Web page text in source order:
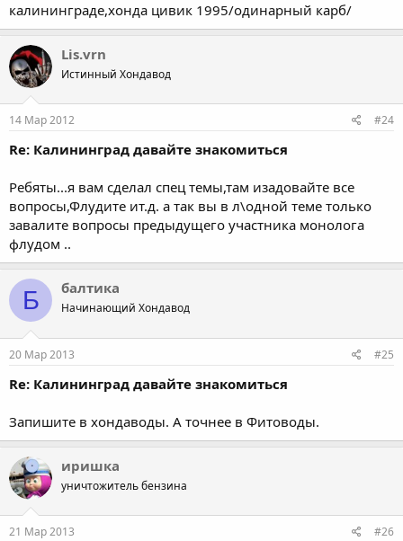
калининграде,хонда цивик 1995/одинарный карб/
Lis.vrn
Истинный Хондавод
14 Мар 2012 #24
Re: Калининград давайте знакомиться
Ребяты...я вам сделал спец темы,там изадовайте все
вопросы,Флудите ит.д. а так вы в л\одной теме только
завалите вопросы предыдущего участника монолога
флудом ..
Б балтика
Начинающий Хондавод
20 Мар 2013 #25
Re: Калининград давайте знакомиться
Запишите в хондаводы. А точнее в Фитоводы.
иришка
уничтожитель бензина
21 Мар 2013 #26